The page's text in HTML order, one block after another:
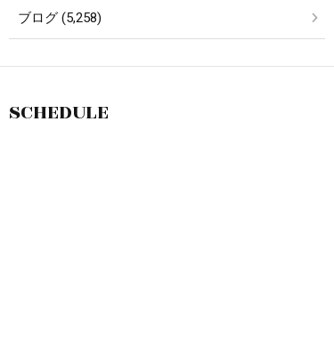
ブログ (5,258)
SCHEDULE